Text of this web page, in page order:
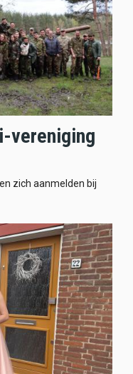
vereniging
zich aanmelden bij